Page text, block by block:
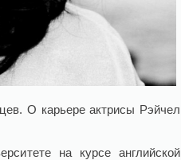
О карьере актрисы Рэйчел
на курсе английской